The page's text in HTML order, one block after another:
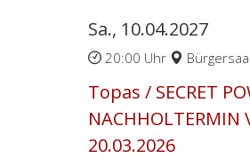
Sa., 10.04.2027
20:00 Uhr Bürgersaal
Topas / SECRET
NACHHOLTERMIN
20.03.2026